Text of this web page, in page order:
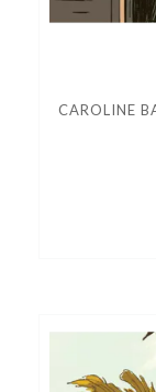
CAROLINE